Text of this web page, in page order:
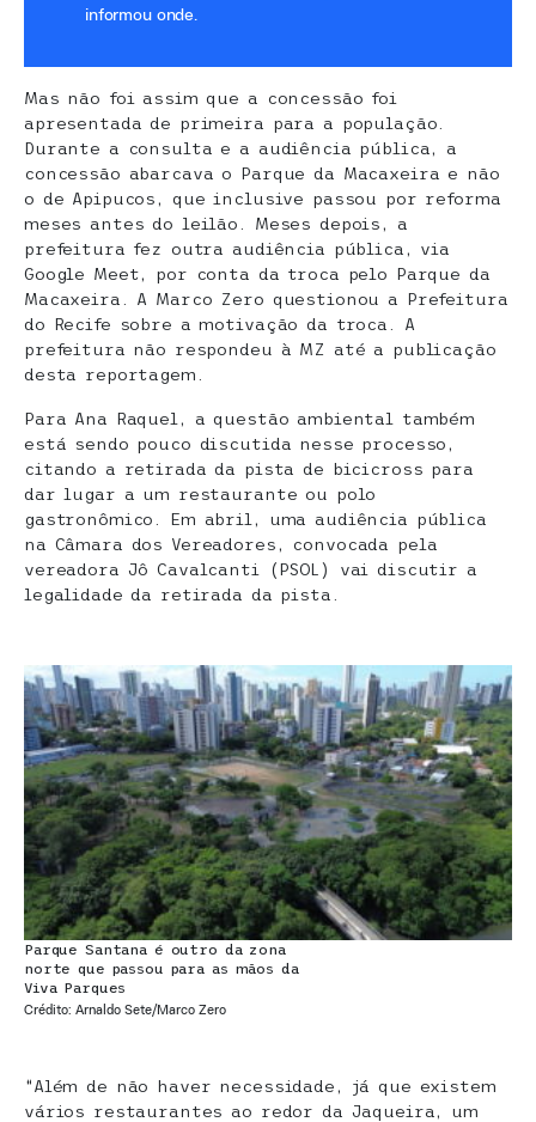
informou onde.
Mas não foi assim que a concessão foi
apresentada de primeira para a população.
Durante a consulta e a audiência pública, a
concessão abarcava o Parque da Macaxeira e não
o de Apipucos, que inclusive passou por reforma
meses antes do leilão. Meses depois, a
prefeitura fez outra audiência pública, via
Google Meet, por conta da troca pelo Parque da
Macaxeira. A Marco Zero questionou a Prefeitura
do Recife sobre a motivação da troca. A
prefeitura não respondeu à MZ até a publicação
desta reportagem.
Para Ana Raquel, a questão ambiental também
está sendo pouco discutida nesse processo,
citando a retirada da pista de bicicross para
dar lugar a um restaurante ou polo
gastronômico. Em abril, uma audiência pública
na Câmara dos Vereadores, convocada pela
vereadora Jô Cavalcanti (PSOL) vai discutir a
legalidade da retirada da pista.
Parque Santana é outro da zona
norte que passou para as mãos da
Viva Parques
Crédito: Arnaldo Sete/Marco Zero
“Além de não haver necessidade, já que existem
vários restaurantes ao redor da Jaqueira, um